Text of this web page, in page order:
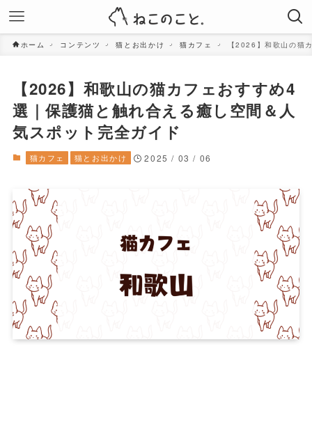
ホーム コンテンツ 猫とお出かけ 猫カフェ 【2026】和歌山の猫
【2026】和歌山の猫カフェおすすめ4
選｜保護猫と触れ合える癒し空間＆人
気スポット完全ガイド
猫カフェ 猫とお出かけ 2025 / 03 / 06